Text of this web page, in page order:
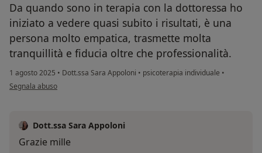
Da quando sono in terapia con la dottoressa ho
iniziato a vedere quasi subito i risultati, è una
persona molto empatica, trasmette molta
tranquillità e fiducia oltre che professionalità.
1 agosto 2025 • Dott.ssa Sara Appoloni • psicoterapia individuale •
secondo l'opinione dell'utente M.P.
Segnala abuso
Dott.ssa Sara Appoloni
Grazie mille